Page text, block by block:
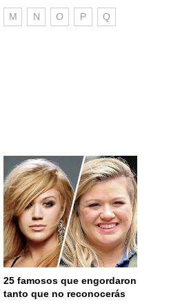
M N O P Q
25 famosos que engordaron
tanto que no reconocerás